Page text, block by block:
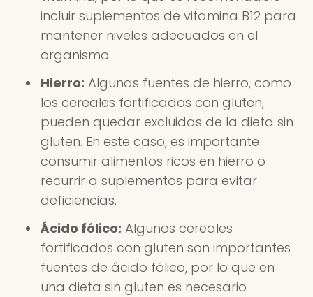
incluir suplementos de vitamina B12 para
mantener niveles adecuados en el
organismo.
Hierro: Algunas fuentes de hierro, como
los cereales fortificados con gluten,
pueden quedar excluidas de la dieta sin
gluten. En este caso, es importante
consumir alimentos ricos en hierro o
recurrir a suplementos para evitar
deficiencias.
Ácido fólico: Algunos cereales
fortificados con gluten son importantes
fuentes de ácido fólico, por lo que en
una dieta sin gluten es necesario